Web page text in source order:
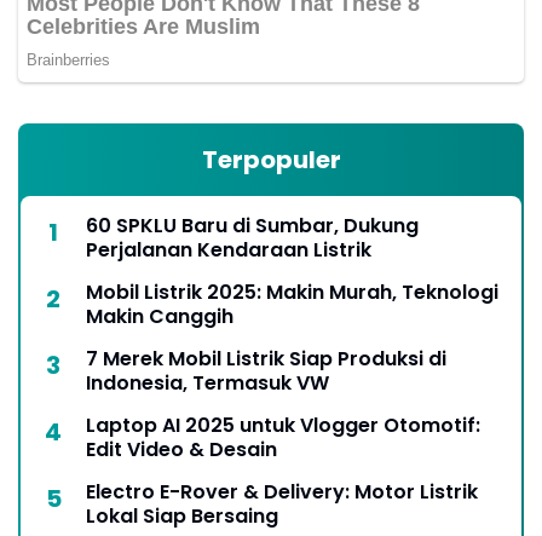
Terpopuler
60 SPKLU Baru di Sumbar, Dukung
Perjalanan Kendaraan Listrik
Mobil Listrik 2025: Makin Murah, Teknologi
Makin Canggih
7 Merek Mobil Listrik Siap Produksi di
Indonesia, Termasuk VW
Laptop AI 2025 untuk Vlogger Otomotif:
Edit Video & Desain
Electro E-Rover & Delivery: Motor Listrik
Lokal Siap Bersaing